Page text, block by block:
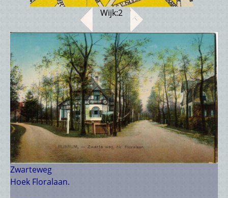
Wijk:2
Zwarteweg
Hoek Floralaan.